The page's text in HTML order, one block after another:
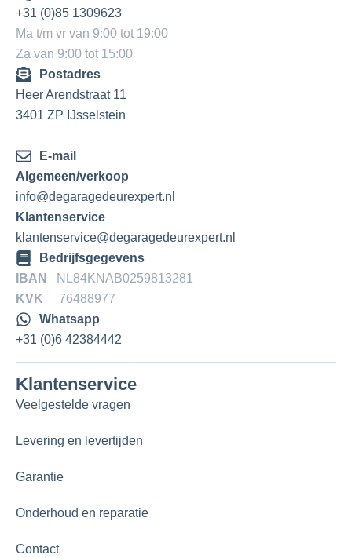
+31 (0)85 1309623
Ma t/m vr van 9:00 tot 19:00
Za van 9:00 tot 15:00
Postadres
Heer Arendstraat 11
3401 ZP IJsselstein
E-mail
Algemeen/verkoop
info@degaragedeurexpert.nl
Klantenservice
klantenservice@degaragedeurexpert.nl
Bedrijfsgegevens
IBAN
NL84KNAB0259813281
KVK 76488977
Whatsapp
+31 (0)6 42384442
Klantenservice
Veelgestelde vragen
Levering en levertijden
Garantie
Onderhoud en reparatie
Contact